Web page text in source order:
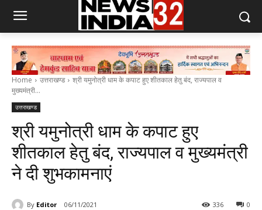
Home उत्तराखण्ड
श्री यमुनोत्री धाम के कपाट हुए शीतकाल हेतु बंद, राज्यपाल व
मुख्यमंत्री...
उत्तराखण्ड
श्री यमुनोत्री धाम के कपाट हुए
शीतकाल हेतु बंद, राज्यपाल व मुख्यमंत्री
ने दी शुभकामनाएं
By Editor 06/11/2021 0
336